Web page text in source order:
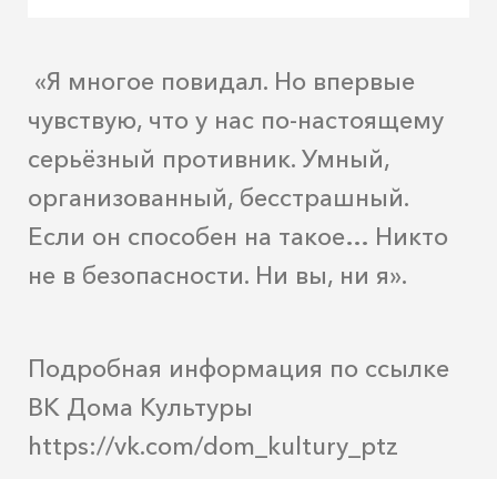
«Я многое повидал. Но впервые
чувствую, что у нас по-настоящему
серьёзный противник. Умный,
организованный, бесстрашный.
Если он способен на такое… Никто
не в безопасности. Ни вы, ни я».
Подробная информация по ссылке
ВК Дома Культуры
https://vk.com/dom_kultury_ptz